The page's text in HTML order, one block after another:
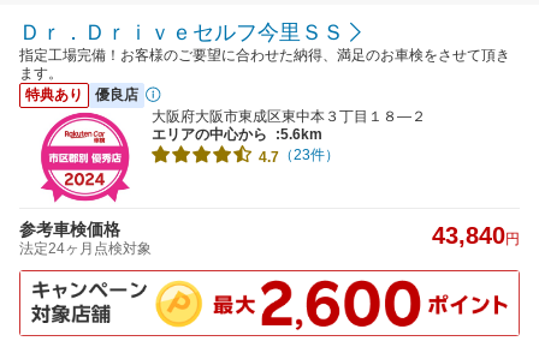
Ｄｒ．Ｄｒｉｖｅセルフ今里ＳＳ
指定工場完備！お客様のご要望に合わせた納得、満足のお車検をさせて頂き
ます。
特典あり
優良店
大阪府大阪市東成区東中本３丁目１８―２
エリアの中心から
:5.6km
4.7 （23件）
参考車検価格
法定24ヶ月点検対象 43,840円